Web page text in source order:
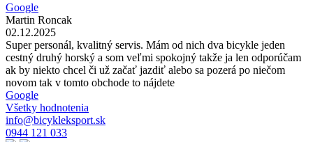
Google
Martin Roncak
02.12.2025
Super personál, kvalitný servis. Mám od nich dva bicykle jeden
cestný druhý horský a som veľmi spokojný takže ja len odporúčam
ak by niekto chcel či už začať jazdiť alebo sa pozerá po niečom
novom tak v tomto obchode to nájdete
Google
Všetky hodnotenia
info@bicykleksport.sk
0944 121 033